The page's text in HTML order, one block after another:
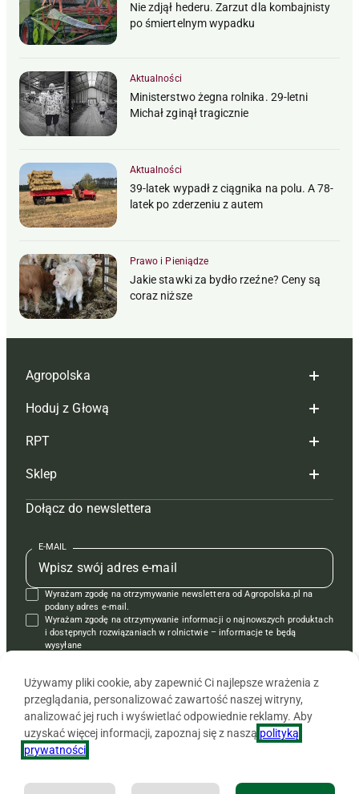
Nie zdjął hederu. Zarzut dla kombajnisty
po śmiertelnym wypadku
Aktualności
Ministerstwo żegna rolnika. 29-letni
Michał zginął tragicznie
Aktualności
39-latek wypadł z ciągnika na polu. A 78-
latek po zderzeniu z autem
Prawo i Pieniądze
Jakie stawki za bydło rzeźne? Ceny są
coraz niższe
Agropolska
Redakcja
Reklama
Tagi
Mapa serwisu
Kontakt
Regulamin
Polityka prywatności
Hoduj z Głową
Hoduj z głową bydło
Hoduj z głową świnie
Prenumerata
Redakcja
Kontakt
Reklama
RPT
Redakcja
Prenumerata
Reklama
Kontakt
Krzyżówki
Sklep
Czasopisma i prenumerata
Książki
Regulamin
Dołącz do newslettera
E-MAIL
Wyrażam zgodę na otrzymywanie newslettera od Agropolska.pl na
podany adres e-mail.
Wyrażam zgodę na otrzymywanie informacji o najnowszych produktach
i dostępnych rozwiązaniach w rolnictwie – informacje te będą
wysyłane
Używamy pliki cookie, aby zapewnić Ci najlepsze wrażenia z
przeglądania, personalizować zawartość naszej witryny,
analizować jej ruch i wyświetlać odpowiednie reklamy. Aby
uzyskać więcej informacji, zapoznaj się z naszą polityką
prywatności